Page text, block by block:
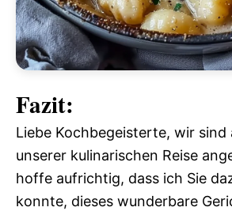
Fazit:
Liebe Kochbegeisterte, wir sind
unserer kulinarischen Reise
hoffe aufrichtig, dass ich Sie
konnte, dieses wunderbare